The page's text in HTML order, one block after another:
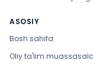
ASOSIY
Bosh sahifa
Oliy ta'lim